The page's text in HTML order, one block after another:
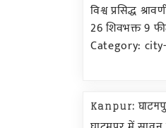
विश्व प्रसिद्ध
26 शिवभक्त 9
Category:
Kanpur: